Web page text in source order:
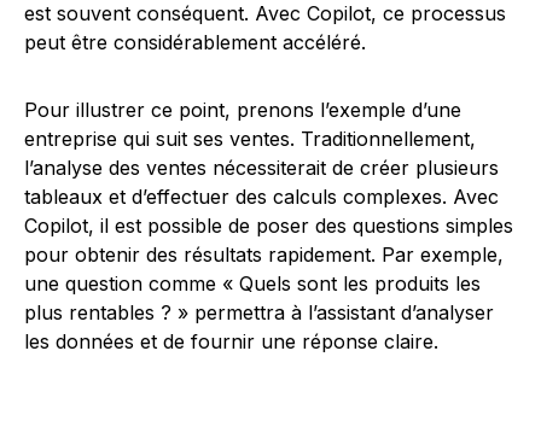
est souvent conséquent. Avec Copilot, ce processus
peut être considérablement accéléré.
Pour illustrer ce point, prenons l’exemple d’une
entreprise qui suit ses ventes. Traditionnellement,
l’analyse des ventes nécessiterait de créer plusieurs
tableaux et d’effectuer des calculs complexes. Avec
Copilot, il est possible de poser des questions simples
pour obtenir des résultats rapidement. Par exemple,
une question comme « Quels sont les produits les
plus rentables ? » permettra à l’assistant d’analyser
les données et de fournir une réponse claire.